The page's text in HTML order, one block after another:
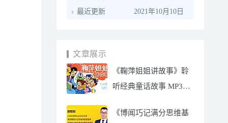
最近更新 2021年10月10日
文章展示
《鞠萍姐姐讲故事》聆
听经典童话故事 MP3音
《博闻巧记满分思维基